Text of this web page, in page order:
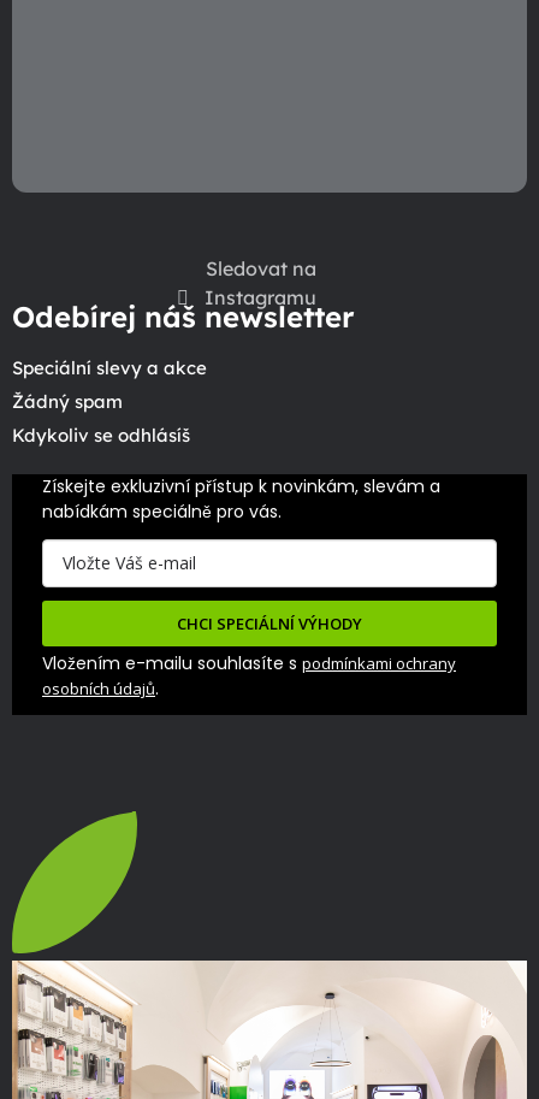
Sledovat na
Instagramu
Odebírej náš newsletter
Speciální slevy a akce
Žádný spam
Kdykoliv se odhlásíš
Získejte exkluzivní přístup k novinkám, slevám a
nabídkám speciálně pro vás.
CHCI SPECIÁLNÍ VÝHODY
Vložením e-mailu souhlasíte s podmínkami ochrany
osobních údajů.